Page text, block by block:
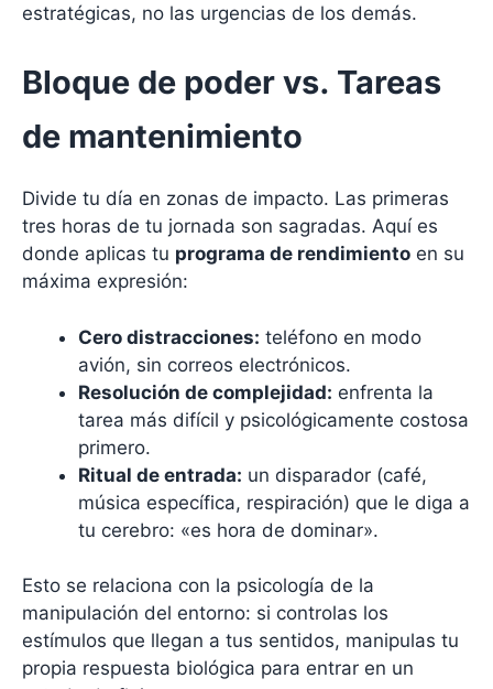
estratégicas, no las urgencias de los demás.
Bloque de poder vs. Tareas
de mantenimiento
Divide tu día en zonas de impacto. Las primeras
tres horas de tu jornada son sagradas. Aquí es
donde aplicas tu programa de rendimiento en su
máxima expresión:
Cero distracciones: teléfono en modo
avión, sin correos electrónicos.
Resolución de complejidad: enfrenta la
tarea más difícil y psicológicamente costosa
primero.
Ritual de entrada: un disparador (café,
música específica, respiración) que le diga a
tu cerebro: «es hora de dominar».
Esto se relaciona con la psicología de la
manipulación del entorno: si controlas los
estímulos que llegan a tus sentidos, manipulas tu
propia respuesta biológica para entrar en un